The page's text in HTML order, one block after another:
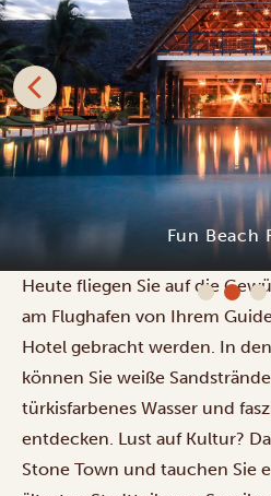
Legendary
Heute fliegen Sie auf die
am Flughafen von Ihrem
Hotel gebracht werden. In
können Sie weiße
türkisfarbenes Wasser und
entdecken. Lust auf Kultur?
Stone Town und tauchen Sie